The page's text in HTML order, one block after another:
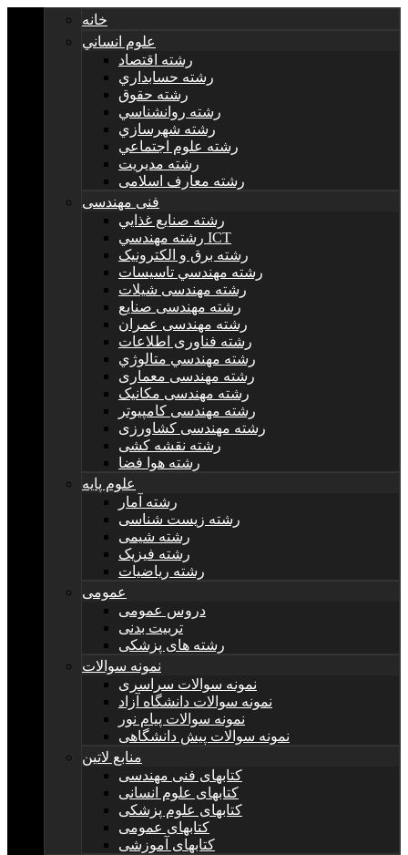
خانه
علوم انساني
رشته اقتصاد
رشته حسابداري
رشته حقوق
رشته روانشناسي
رشته شهرسازي
رشته علوم اجتماعي
رشته مديريت
رشته معارف اسلامی
فنی مهندسی
رشته صنايع غذايي
رشته مهندسي ICT
رشته برق و الکترونيک
رشته مهندسي تاسيسات
رشته مهندسی شیلات
رشته مهندسی صنایع
رشته مهندسی عمران
رشته فناوری اطلاعات
رشته مهندسي متالوژي
رشته مهندسی معماری
رشته مهندسی مکانیک
رشته مهندسی کامپیوتر
رشته مهندسی کشاورزی
رشته نقشه کشی
رشته هوا فضا
علوم پایه
رشته آمار
رشته زیست شناسی
رشته شیمی
رشته فیزیک
رشته ریاضیات
عمومی
دروس عمومی
تربیت بدنی
رشته های پزشکی
نمونه سوالات
نمونه سوالات سراسری
نمونه سوالات دانشگاه آزاد
نمونه سوالات پیام نور
نمونه سوالات پیش دانشگاهی
منابع لاتین
کتابهای فنی مهندسی
کتابهای علوم انسانی
کتابهای علوم پزشکی
کتابهای عمومی
کتابهای آموزشی